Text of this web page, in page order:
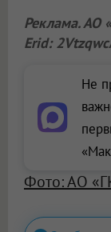
Реклама. АО
Erid:
Не
Фото: АО